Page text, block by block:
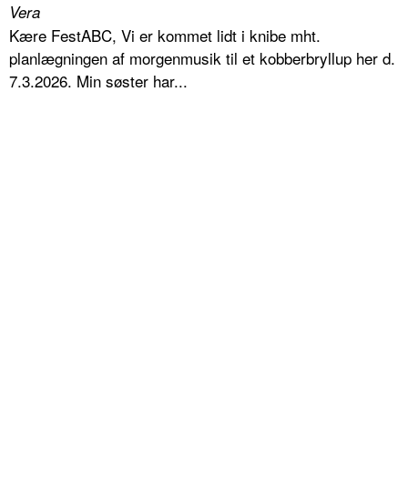
Vera
Kære FestABC, Vi er kommet lidt i knibe mht.
planlægningen af morgenmusik til et kobberbryllup her d.
7.3.2026. Min søster har...